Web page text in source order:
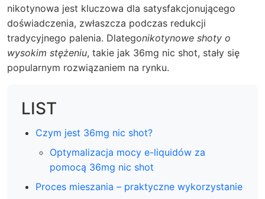
nikotynowa jest kluczowa dla satysfakcjonującego
doświadczenia, zwłaszcza podczas redukcji
tradycyjnego palenia. Dlategonikotynowe shoty o
wysokim stężeniu, takie jak 36mg nic shot, stały się
popularnym rozwiązaniem na rynku.
LIST
Czym jest 36mg nic shot?
Optymalizacja mocy e-liquidów za
pomocą 36mg nic shot
Proces mieszania – praktyczne wykorzystanie